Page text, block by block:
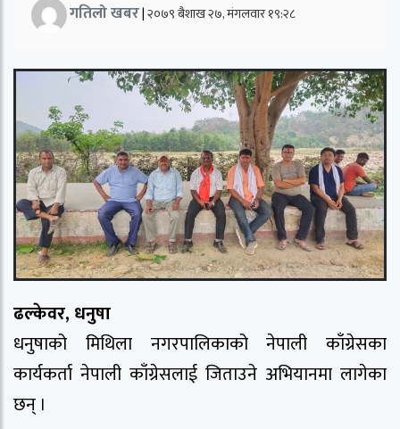
गतिलो खबर|२०७९ बैशाख २७, मंगलवार १९:२८
ढल्केवर, धनुषा
धनुषाको मिथिला नगरपालिकाको नेपाली काँग्रेसका
कार्यकर्ता नेपाली काँग्रेसलाई जिताउने अभियानमा लागेका
छन् ।